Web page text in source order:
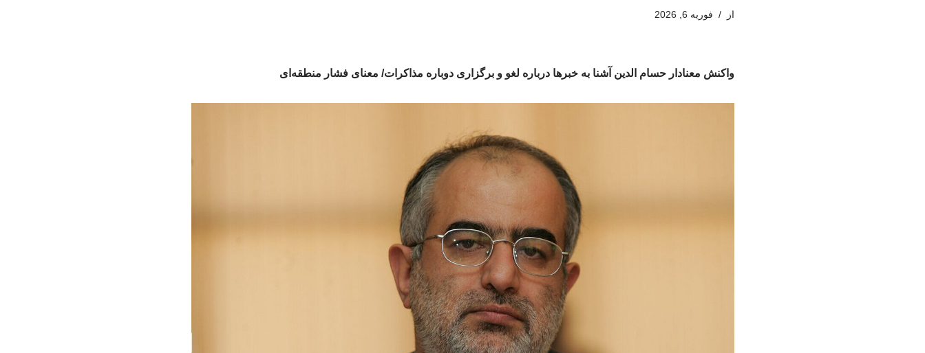
از فوریه 6, 2026
واکنش معنادار حسام الدین آشنا به خبرها درباره لغو و برگزاری دوباره مذاکرات/ معنای فشار منطقه‌ای